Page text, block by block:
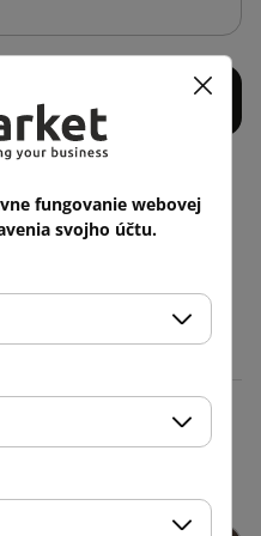
LOGO
LOGO
fungovanie webovej
svojho účtu.